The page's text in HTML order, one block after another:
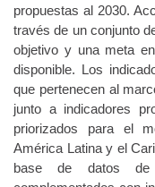
propuestas al 2030.
través de un conjunto
objetivo y una meta
disponible. Los
que pertenecen al
junto a indicadores
priorizados para el
América Latina y el
base de datos de